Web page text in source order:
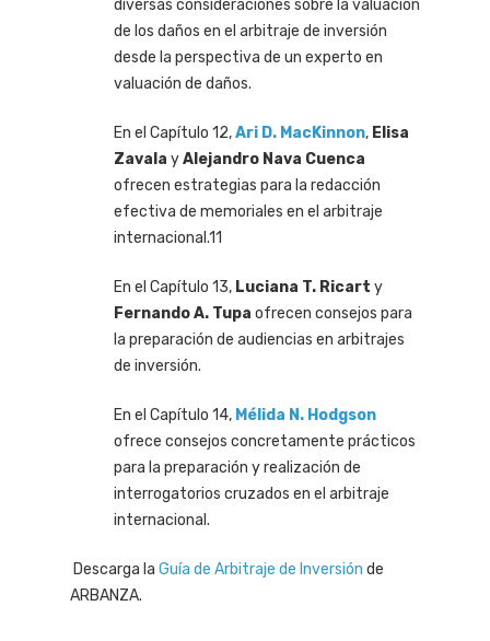
diversas consideraciones sobre la valuación
de los daños en el arbitraje de inversión
desde la perspectiva de un experto en
valuación de daños.
En el Capítulo 12,Ari D. MacKinnon, Elisa
Zavala yAlejandro Nava Cuenca
ofrecen estrategias para la redacción
efectiva de memoriales en el arbitraje
internacional.11
En el Capítulo 13, Luciana T. Ricart y
Fernando A. Tupa ofrecen consejos para
la preparación de audiencias en arbitrajes
de inversión.
En el Capítulo 14, Mélida N. Hodgson
ofrece consejos concretamente prácticos
para la preparación y realización de
interrogatorios cruzados en el arbitraje
internacional.
Descarga la Guía de Arbitraje de Inversión de
ARBANZA.